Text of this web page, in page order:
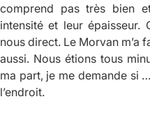
comprend pas très bien
intensité et leur épaisseur.
nous direct. Le Morvan m’a
aussi. Nous étions tous
ma part, je me demande si
l’endroit.